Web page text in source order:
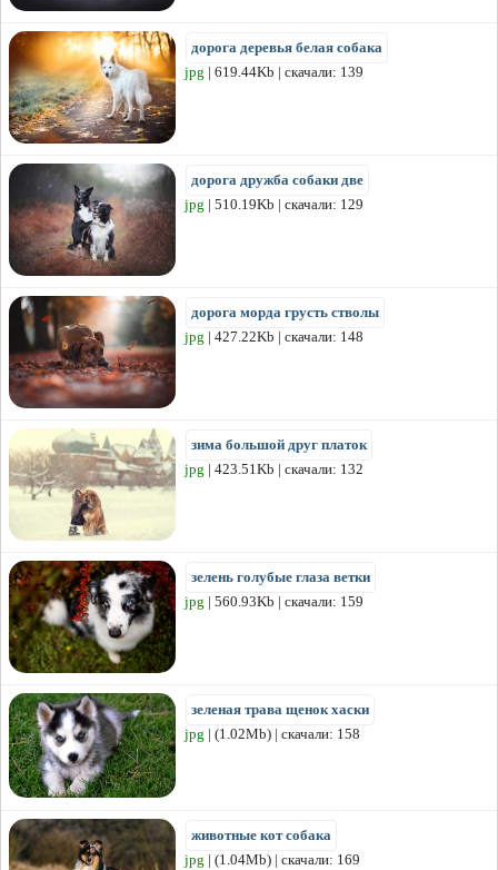
дорога деревья белая собака
jpg | 619.44Kb | скачали: 139
дорога дружба собаки две
jpg | 510.19Kb | скачали: 129
дорога морда грусть стволы
jpg | 427.22Kb | скачали: 148
зима большой друг платок
jpg | 423.51Kb | скачали: 132
зелень голубые глаза ветки
jpg | 560.93Kb | скачали: 159
зеленая трава щенок хаски
jpg | (1.02Mb) | скачали: 158
животные кот собака
jpg | (1.04Mb) | скачали: 169